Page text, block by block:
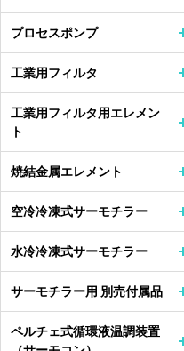
プロセスポンプ
工業用フィルタ
工業用フィルタ用エレメン
ト
焼結金属エレメント
空冷冷凍式サーモチラー
水冷冷凍式サーモチラー
サーモチラー用 別売付属品
ペルチェ式循環液温調装置